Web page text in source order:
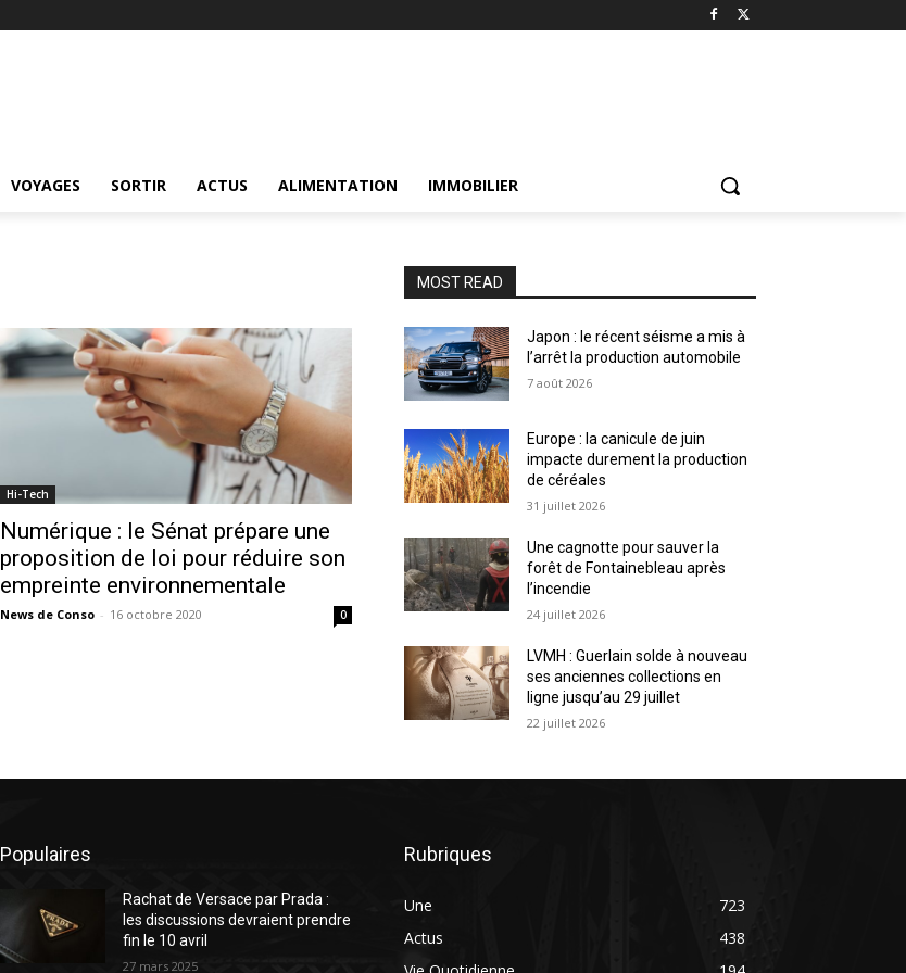
VOYAGES SORTIR ACTUS ALIMENTATION IMMOBILIER
Hi-Tech
Numérique : le Sénat prépare une
proposition de loi pour réduire son
empreinte environnementale
News de Conso - 16 octobre 2020 0
MOST READ
Japon : le récent séisme a mis à
l’arrêt la production automobile
7 août 2026
Europe : la canicule de juin
impacte durement la production
de céréales
31 juillet 2026
Une cagnotte pour sauver la
forêt de Fontainebleau après
l’incendie
24 juillet 2026
LVMH : Guerlain solde à nouveau
ses anciennes collections en
ligne jusqu’au 29 juillet
22 juillet 2026
Populaires
Rachat de Versace par Prada :
les discussions devraient prendre
fin le 10 avril
27 mars 2025
Rubriques
Une
723
Actus
438